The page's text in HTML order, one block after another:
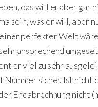
das will er aber gar
sein, was er will, aber
perfekten Welt
ansprechend
er viel zu sehr
sicher. Ist nicht
Endabrechnung nicht